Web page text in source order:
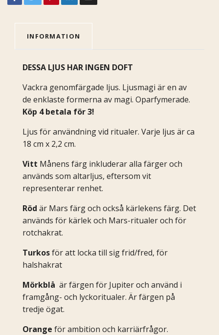
INFORMATION
DESSA LJUS HAR INGEN DOFT
Vackra genomfärgade ljus. Ljusmagi är en av
de enklaste formerna av magi. Oparfymerade.
Köp 4 betala för 3!
Ljus för användning vid ritualer. Varje ljus är ca
18 cm x 2,2 cm.
Vitt Månens färg inkluderar alla färger och
används som altarljus, eftersom vit
representerar renhet.
Röd är Mars färg och också kärlekens färg. Det
används för kärlek och Mars-ritualer och för
rotchakrat.
Turkosför att locka till sig frid/fred, för
halshakrat
Mörkblå är färgen för Jupiter och använd i
framgång- och lyckoritualer. Är färgen på
tredje ögat.
Orange för ambition och karriärfrågor.